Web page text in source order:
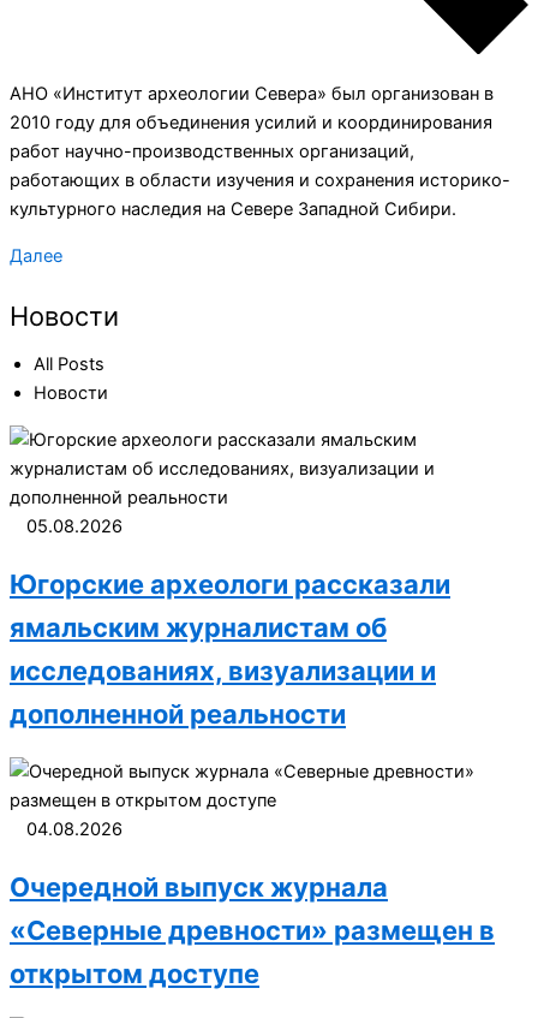
АНО «Институт археологии Севера» был организован в
2010 году для объединения усилий и координирования
работ научно-производственных организаций,
работающих в области изучения и сохранения историко-
культурного наследия на Севере Западной Сибири.
Далее
Новости
All Posts
Новости
05.08.2026
Югорские археологи рассказали
ямальским журналистам об
исследованиях, визуализации и
дополненной реальности
04.08.2026
Очередной выпуск журнала
«Северные древности» размещен в
открытом доступе